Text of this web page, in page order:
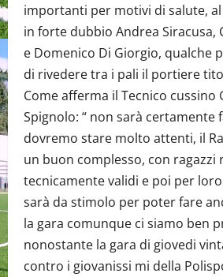
importanti per motivi di salute,
in forte dubbio Andrea Siracusa,
e Domenico Di Giorgio, qualche
di rivedere tra i pali il portiere
Come afferma il Tecnico cussino
Spignolo: “ non sarà certamente
dovremo stare molto attenti, il
un buon complesso, con ragazzi
tecnicamente validi e poi per
sarà da stimolo per poter fare
la gara comunque ci siamo ben
nonostante la gara di giovedi
contro i giovanissi mi della